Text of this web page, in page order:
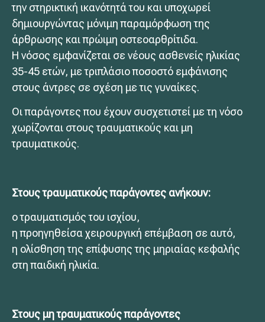
την στηρικτική ικανότητά του και υποχωρεί
δημιουργώντας μόνιμη παραμόρφωση της
άρθρωσης και πρώιμη οστεοαρθρίτιδα.
Η νόσος εμφανίζεται σε νέους ασθενείς ηλικίας
35-45 ετών, με τριπλάσιο ποσοστό εμφάνισης
στους άντρες σε σχέση με τις γυναίκες.
Οι παράγοντες που έχουν συσχετιστεί με τη νόσο
χωρίζονται στους τραυματικούς και μη
τραυματικούς.
Στους τραυματικούς παράγοντες ανήκουν:
ο τραυματισμός του ισχίου,
η προηγηθείσα χειρουργική επέμβαση σε αυτό,
η ολίσθηση της επίφυσης της μηριαίας κεφαλής
στη παιδική ηλικία.
Στους μη τραυματικούς παράγοντες